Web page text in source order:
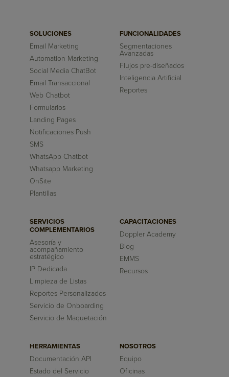
SOLUCIONES
Email Marketing
Automation Marketing
Social Media ChatBot
Email Transaccional
Web Chatbot
Formularios
Landing Pages
Notificaciones Push
SMS
WhatsApp Chatbot
Whatsapp Marketing
OnSite
Plantillas
FUNCIONALIDADES
Segmentaciones
Avanzadas
Flujos pre-diseñados
Inteligencia Artificial
Reportes
SERVICIOS
COMPLEMENTARIOS
Asesoría y
acompañamiento
estratégico
IP Dedicada
Limpieza de Listas
Reportes Personalizados
Servicio de Onboarding
Servicio de Maquetación
CAPACITACIONES
Doppler Academy
Blog
EMMS
Recursos
HERRAMIENTAS
Documentación API
Estado del Servicio
NOSOTROS
Equipo
Oficinas